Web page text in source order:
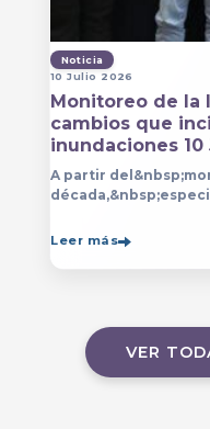
Noticia
10 Julio 2026
Monitoreo de la
cambios que
inundaciones 10
A partir
Leer más
VER